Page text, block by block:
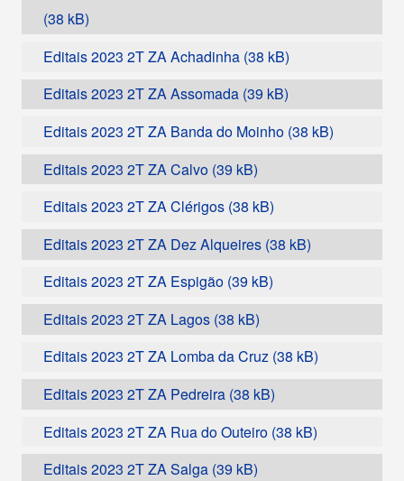
Editais 2023 2T ZA Achadinha
Editais 2023 2T ZA Assomada
Editais 2023 2T ZA Banda do Moinho
Editais 2023 2T ZA Calvo
Editais 2023 2T ZA Clérigos
Editais 2023 2T ZA Dez Alqueires
Editais 2023 2T ZA Espigão
Editais 2023 2T ZA Lagos
Editais 2023 2T ZA Lomba da Cruz
Editais 2023 2T ZA Pedreira
Editais 2023 2T ZA Rua do Outeiro
Editais 2023 2T ZA Salga